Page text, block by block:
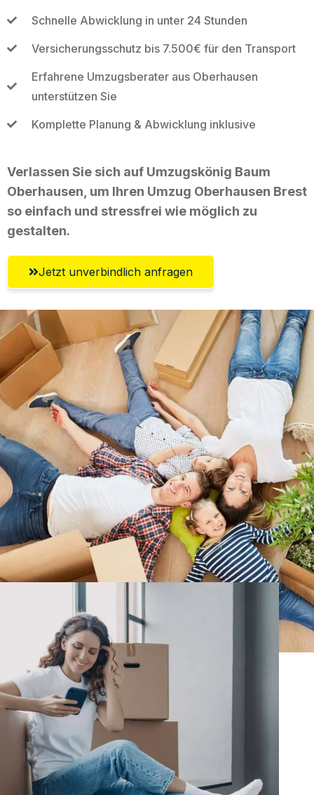
Schnelle Abwicklung in unter 24 Stunden
Versicherungsschutz bis 7.500€ für den Transport
Erfahrene Umzugsberater aus Oberhausen
unterstützen Sie
Komplette Planung & Abwicklung inklusive
Verlassen Sie sich auf Umzugskönig Baum
Oberhausen, um Ihren Umzug Oberhausen Brest
so einfach und stressfrei wie möglich zu
gestalten.
Jetzt unverbindlich anfragen